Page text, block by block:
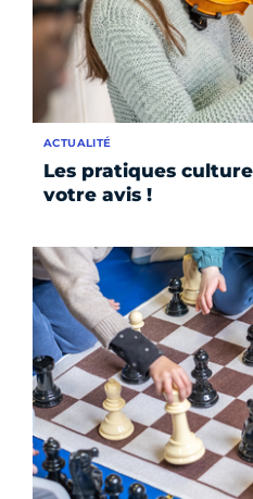
Les pratiques
votre avis !
ACTUALITÉ